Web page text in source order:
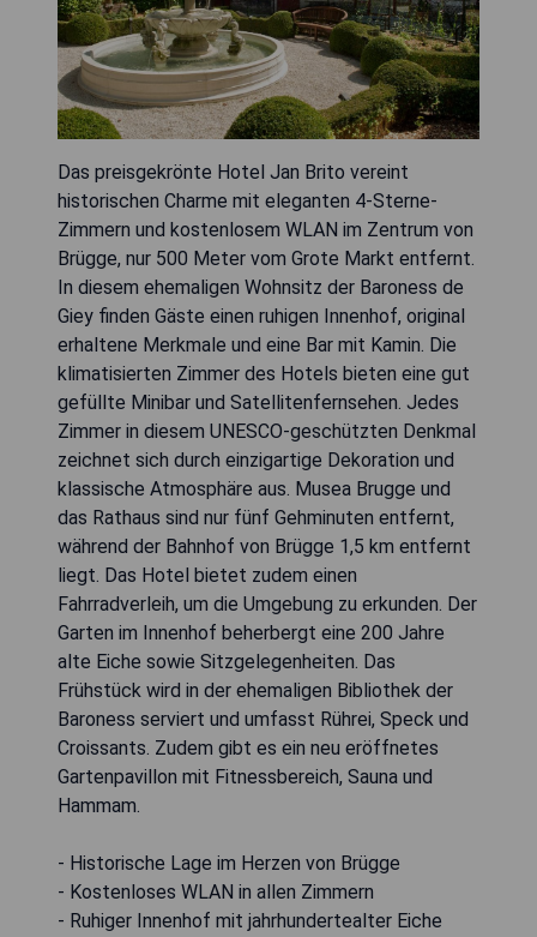
Das preisgekrönte Hotel Jan Brito vereint
historischen Charme mit eleganten 4-Sterne-
Zimmern und kostenlosem WLAN im Zentrum von
Brügge, nur 500 Meter vom Grote Markt entfernt.
In diesem ehemaligen Wohnsitz der Baroness de
Giey finden Gäste einen ruhigen Innenhof, original
erhaltene Merkmale und eine Bar mit Kamin. Die
klimatisierten Zimmer des Hotels bieten eine gut
gefüllte Minibar und Satellitenfernsehen. Jedes
Zimmer in diesem UNESCO-geschützten Denkmal
zeichnet sich durch einzigartige Dekoration und
klassische Atmosphäre aus. Musea Brugge und
das Rathaus sind nur fünf Gehminuten entfernt,
während der Bahnhof von Brügge 1,5 km entfernt
liegt. Das Hotel bietet zudem einen
Fahrradverleih, um die Umgebung zu erkunden. Der
Garten im Innenhof beherbergt eine 200 Jahre
alte Eiche sowie Sitzgelegenheiten. Das
Frühstück wird in der ehemaligen Bibliothek der
Baroness serviert und umfasst Rührei, Speck und
Croissants. Zudem gibt es ein neu eröffnetes
Gartenpavillon mit Fitnessbereich, Sauna und
Hammam.
- Historische Lage im Herzen von Brügge
- Kostenloses WLAN in allen Zimmern
- Ruhiger Innenhof mit jahrhundertealter Eiche